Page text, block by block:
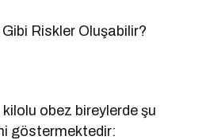
Riskler Oluşabilir?
obez bireylerde şu
göstermektedir: